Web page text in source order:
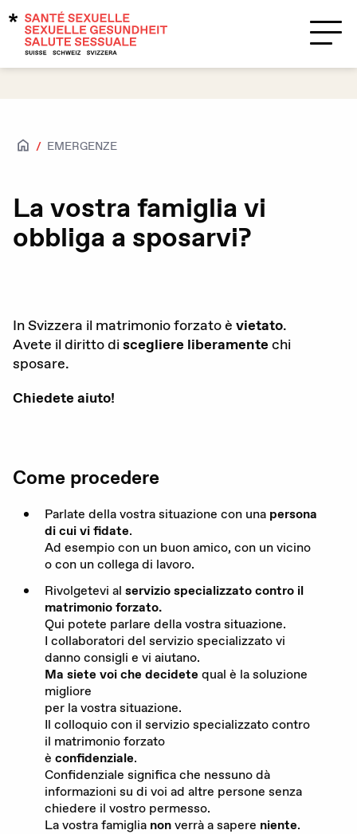
Accesso per tutte e tutti
Attrazioni e sessualità
HIV / IST
Contraccezione
Diritti sessuali
Politica
Formazione
Standards di qualità
Advocacy
Newsletter
Attualità
Agenda
Portale offerte d’impiego
EMERGENZE
La vostra famiglia vi
obbliga a sposarvi?
In Svizzera il matrimonio forzato è vietato.
Avete il diritto discegliere liberamente chi
sposare.
Chiedete aiuto!
Come procedere
Parlate della vostra situazione con una persona
di cui vi fidate.
Ad esempio con un buon amico, con un vicino
o con un collega di lavoro.
Rivolgetevi al serviziospecializzato contro il
matrimonio forzato.
Qui potete parlare della vostra situazione.
I collaboratori del servizio specializzato vi
danno consigli e vi aiutano.
Ma siete voi che decidete qual è la soluzione
migliore
per la vostra situazione.
Il colloquio con il servizio specializzato contro
il matrimonio forzato
è confidenziale.
Confidenziale significa che nessuno dà
informazioni su di voi ad altre persone senza
chiedere il vostro permesso.
La vostra famiglia nonverrà a sapere niente.